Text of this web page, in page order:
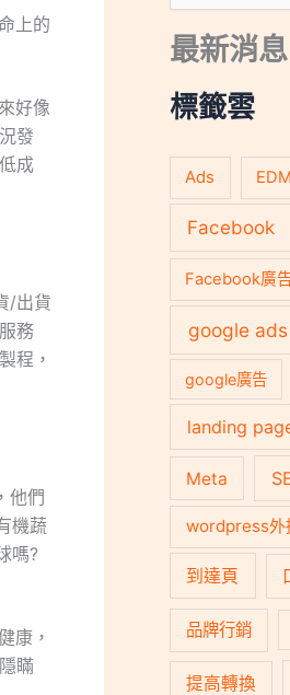
上的
好像
發
成
/出貨
務
程，
他們
機蔬
嗎?
康，
瞞
尋
關
鍵
:
最新消息
標籤雲
Ads
Facebook
Facebook廣
google ads
google廣告
landing
Meta
wordpress外
到達頁
品牌行銷
提高轉換